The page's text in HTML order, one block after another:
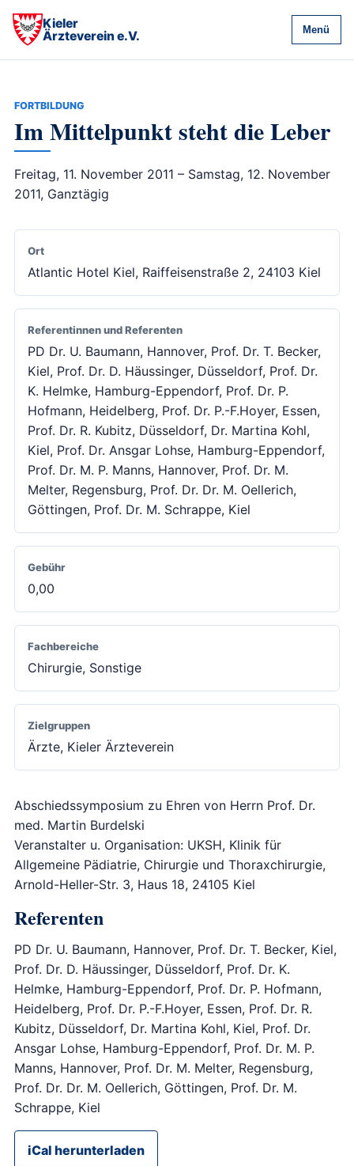
Kieler
Ärzteverein e.V.
Menü
FORTBILDUNG
Im Mittelpunkt steht die Leber
Freitag, 11. November 2011 – Samstag, 12. November
2011, Ganztägig
Ort
Atlantic Hotel Kiel, Raiffeisenstraße 2, 24103 Kiel
Referentinnen und Referenten
PD Dr. U. Baumann, Hannover, Prof. Dr. T. Becker,
Kiel, Prof. Dr. D. Häussinger, Düsseldorf, Prof. Dr.
K. Helmke, Hamburg-Eppendorf, Prof. Dr. P.
Hofmann, Heidelberg, Prof. Dr. P.-F.Hoyer, Essen,
Prof. Dr. R. Kubitz, Düsseldorf, Dr. Martina Kohl,
Kiel, Prof. Dr. Ansgar Lohse, Hamburg-Eppendorf,
Prof. Dr. M. P. Manns, Hannover, Prof. Dr. M.
Melter, Regensburg, Prof. Dr. Dr. M. Oellerich,
Göttingen, Prof. Dr. M. Schrappe, Kiel
Gebühr
0,00
Fachbereiche
Chirurgie, Sonstige
Zielgruppen
Ärzte, Kieler Ärzteverein
Abschiedssymposium zu Ehren von Herrn Prof. Dr.
med. Martin Burdelski
Veranstalter u. Organisation: UKSH, Klinik für
Allgemeine Pädiatrie, Chirurgie und Thoraxchirurgie,
Arnold-Heller-Str. 3, Haus 18, 24105 Kiel
Referenten
PD Dr. U. Baumann, Hannover, Prof. Dr. T. Becker, Kiel,
Prof. Dr. D. Häussinger, Düsseldorf, Prof. Dr. K.
Helmke, Hamburg-Eppendorf, Prof. Dr. P. Hofmann,
Heidelberg, Prof. Dr. P.-F.Hoyer, Essen, Prof. Dr. R.
Kubitz, Düsseldorf, Dr. Martina Kohl, Kiel, Prof. Dr.
Ansgar Lohse, Hamburg-Eppendorf, Prof. Dr. M. P.
Manns, Hannover, Prof. Dr. M. Melter, Regensburg,
Prof. Dr. Dr. M. Oellerich, Göttingen, Prof. Dr. M.
Schrappe, Kiel
iCal herunterladen